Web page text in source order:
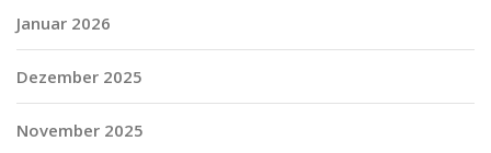
Januar 2026
Dezember 2025
November 2025